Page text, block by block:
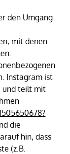
den Umgang
mit denen
Instagram ist
und teilt mit
?
die
hin, dass
(z.B.